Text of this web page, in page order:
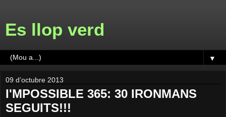
Es llop verd
▼
09 d’octubre 2013
I'MPOSSIBLE 365: 30 IRONMANS
SEGUITS!!!